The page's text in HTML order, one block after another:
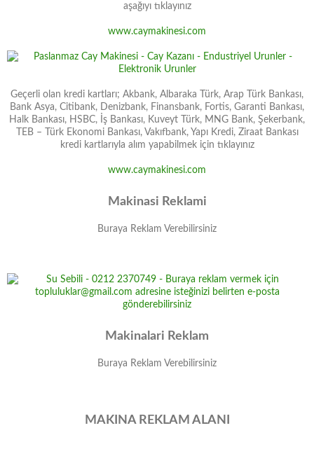
aşağıyı tıklayınız
www.caymakinesi.com
Geçerli olan kredi kartları; Akbank, Albaraka Türk, Arap Türk Bankası,
Bank Asya, Citibank, Denizbank, Finansbank, Fortis, Garanti Bankası,
Halk Bankası, HSBC, İş Bankası, Kuveyt Türk, MNG Bank, Şekerbank,
TEB – Türk Ekonomi Bankası, Vakıfbank, Yapı Kredi, Ziraat Bankası
kredi kartlarıyla alım yapabilmek için tıklayınız
www.caymakinesi.com
Makinasi Reklami
Buraya Reklam Verebilirsiniz
Makinalari Reklam
Buraya Reklam Verebilirsiniz
MAKINA REKLAM ALANI